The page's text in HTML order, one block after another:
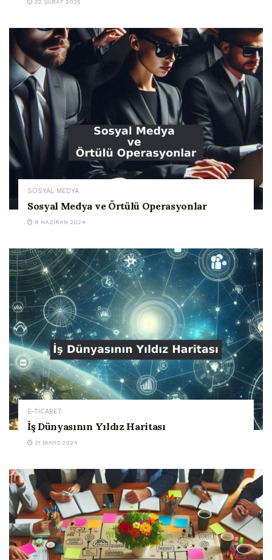
22 ŞUBAT 2025
SOSYAL MEDYA
Sosyal Medya ve Örtülü Operasyonlar
8 HAZIRAN 2024
E-TİCARET
İş Dünyasının Yıldız Haritası
31 MAYIS 2024